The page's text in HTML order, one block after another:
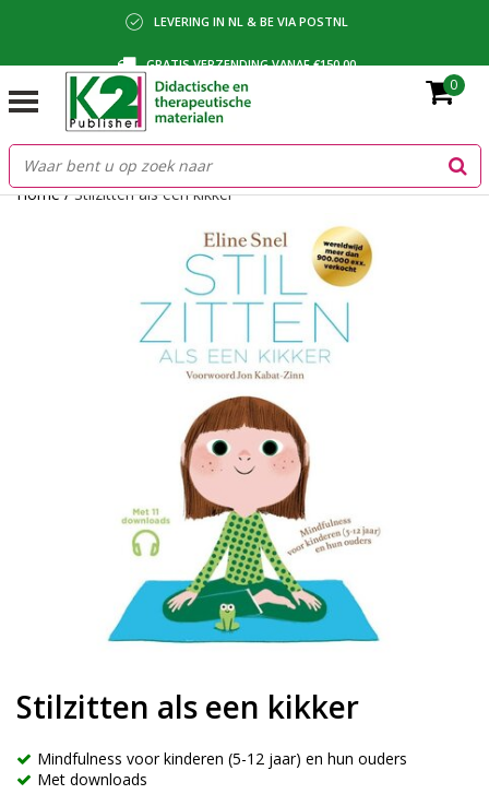
LEVERING IN NL & BE VIA POSTNL
GRATIS VERZENDING VANAF €150,00
BETALING VIA IDEAL, BANCONTACT OF FACTUUR
0
Home/Stilzitten als een kikker
Stilzitten als een kikker
Mindfulness voor kinderen (5-12 jaar) en hun ouders
Met downloads